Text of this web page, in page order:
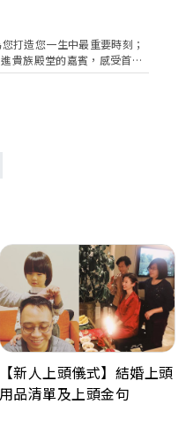
打造您一生中最重要時刻；
貴族殿堂的嘉賓，感受首席
到的服務，讓您深感信賴和
造讓新人安心、家人放心、
【新人上頭儀式】結婚上頭
用品清單及上頭金句